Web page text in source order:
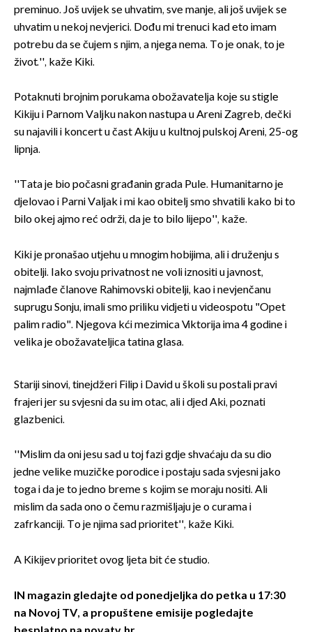
preminuo. Još uvijek se uhvatim, sve manje, ali još uvijek se
uhvatim u nekoj nevjerici. Dođu mi trenuci kad eto imam
potrebu da se čujem s njim, a njega nema. To je onak, to je
život.'', kaže Kiki.
Potaknuti brojnim porukama obožavatelja koje su stigle
Kikiju i Parnom Valjku nakon nastupa u Areni Zagreb, dečki
su najavili i koncert u čast Akiju u kultnoj pulskoj Areni, 25-og
lipnja.
''Tata je bio počasni građanin grada Pule. Humanitarno je
djelovao i Parni Valjak i mi kao obitelj smo shvatili kako bi to
bilo okej ajmo reć održi, da je to bilo lijepo'', kaže.
Kiki je pronašao utjehu u mnogim hobijima, ali i druženju s
obitelji. Iako svoju privatnost ne voli iznositi u javnost,
najmlađe članove Rahimovski obitelji, kao i nevjenčanu
suprugu Sonju, imali smo priliku vidjeti u videospotu "Opet
palim radio". Njegova kći mezimica Viktorija ima 4 godine i
velika je obožavateljica tatina glasa.
Stariji sinovi, tinejdžeri Filip i David u školi su postali pravi
frajeri jer su svjesni da su im otac, ali i djed Aki, poznati
glazbenici.
''Mislim da oni jesu sad u toj fazi gdje shvaćaju da su dio
jedne velike muzičke porodice i postaju sada svjesni jako
toga i da je to jedno breme s kojim se moraju nositi. Ali
mislim da sada ono o čemu razmišljaju je o curama i
zafrkanciji. To je njima sad prioritet'', kaže Kiki.
A Kikijev prioritet ovog ljeta bit će studio.
IN magazin gledajte od ponedjeljka do petka u 17:30
na Novoj TV, a propuštene emisije pogledajte